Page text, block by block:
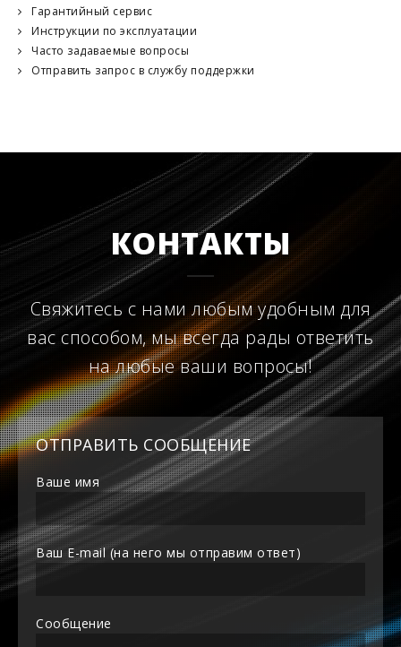
Гарантийный сервис
Инструкции по эксплуатации
Часто задаваемые вопросы
Отправить запрос в службу поддержки
КОНТАКТЫ
Свяжитесь с нами любым удобным для
вас способом, мы всегда рады ответить
на любые ваши вопросы!
ОТПРАВИТЬ СООБЩЕНИЕ
Ваше имя
Ваш E-mail (на него мы отправим ответ)
Сообщение